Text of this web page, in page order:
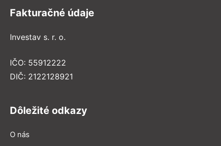
Fakturačné údaje
Investav s. r. o.
IČO: 55912222
DIČ: 2122128921
Dôležité odkazy
O nás